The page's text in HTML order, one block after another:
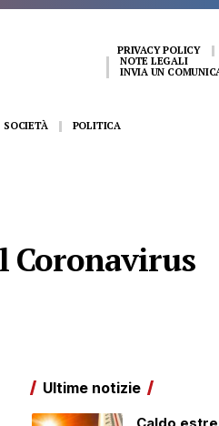
PRIVACY POLICY
NOTE LEGALI
INVIA UN
SOCIETÀ POLITICA
Coronavirus
Ultime notizie